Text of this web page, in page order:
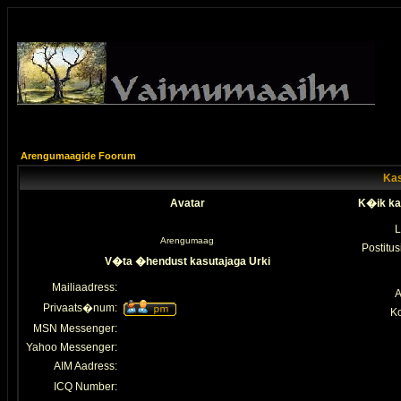
Arengumaagide Foorum
Avatar
K�ik
Arengumaag
V�ta �hendust kasutajaga Urki
Mailiaadress:
Privaats�num:
MSN Messenger:
Yahoo Messenger:
AIM Aadress:
ICQ Number: